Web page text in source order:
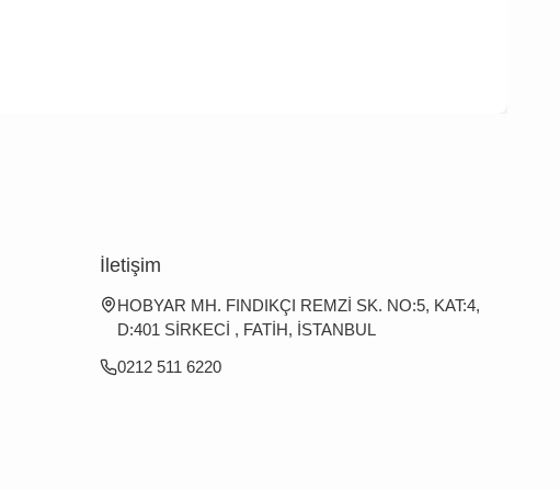
İletişim
HOBYAR MH. FINDIKÇI REMZİ SK. NO:5, KAT:4,
D:401 SİRKECİ , FATİH, İSTANBUL
0212 511 6220